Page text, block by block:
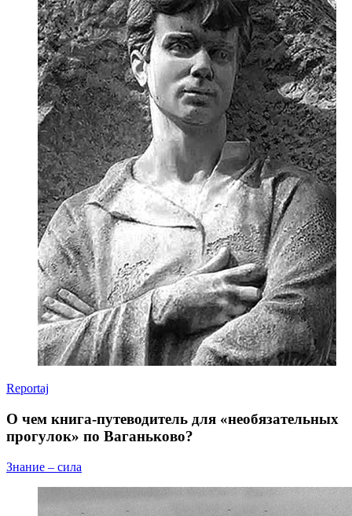
Reportaj
О чем книга-путеводитель для «необязательных
прогулок» по Ваганьково?
Знание – сила